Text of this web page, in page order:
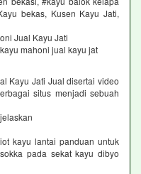
bekas, Kusen Kayu Jati,
Jual Kayu Jati
mahoni jual kayu jat
Kayu Jati Jual disertai video
situs menjadi sebuah
kayu lantai panduan untuk
pada sekat kayu dibyo